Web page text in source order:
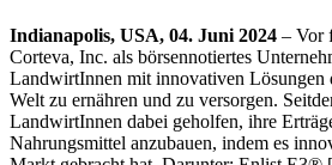
Indianapolis, USA, 04. Juni 2024 – Vor
Corteva, Inc. als börsennotiertes
LandwirtInnen mit innovativen Lösungen
Welt zu ernähren und zu versorgen.
LandwirtInnen dabei geholfen, ihre
Nahrungsmittel anzubauen, indem es